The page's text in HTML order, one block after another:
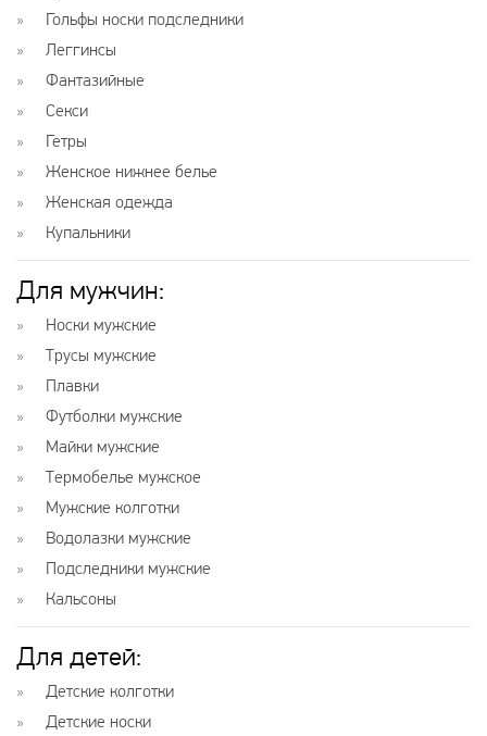
Гольфы носки подследники
Леггинсы
Фантазийные
Секси
Гетры
Женское нижнее белье
Женская одежда
Купальники
Для мужчин:
Носки мужские
Трусы мужские
Плавки
Футболки мужские
Майки мужские
Термобелье мужское
Мужские колготки
Водолазки мужские
Подследники мужские
Кальсоны
Для детей:
Детские колготки
Детские носки